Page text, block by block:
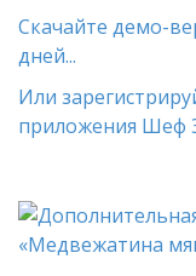
Скачайте демо-
дней...
Или
приложения Шеф